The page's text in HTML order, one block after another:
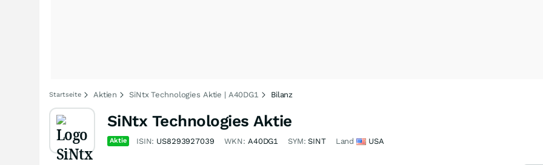
Startseite Aktien SiNtx Technologies Aktie | A40DG1 Bilanz
SiNtx Technologies Aktie
Aktie ISIN: US8293927039 WKN: A40DG1 SYM:SINT Land USA